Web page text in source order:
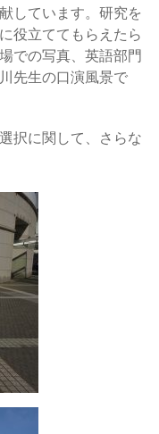
しています。研究を
役立ててもらえたら
での写真、英語部門
先生の口演風景で
択に関して、さらな